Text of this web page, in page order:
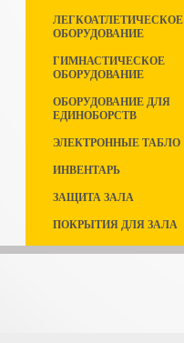
ЛЕГКОАТЛЕТИЧЕСКОЕ
ОБОРУДОВАНИЕ
ГИМНАСТИЧЕСКОЕ
ОБОРУДОВАНИЕ
ОБОРУДОВАНИЕ ДЛЯ
ЕДИНОБОРСТВ
ЭЛЕКТРОННЫЕ ТАБЛО
ИНВЕНТАРЬ
ЗАЩИТА ЗАЛА
ПОКРЫТИЯ ДЛЯ ЗАЛА